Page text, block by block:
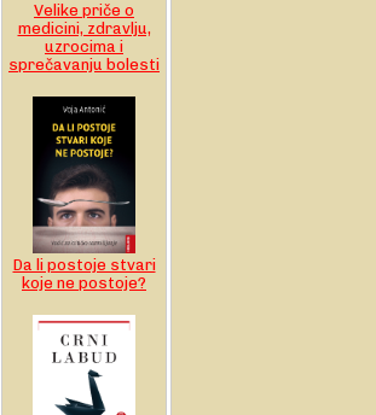
Velike priče o
medicini, zdravlju,
uzrocima i
sprečavanju bolesti
Da li postoje stvari
koje ne postoje?